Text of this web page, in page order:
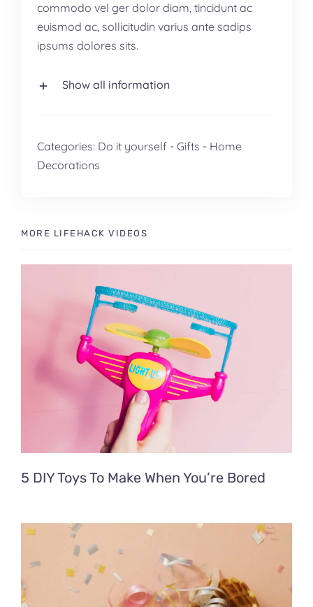
commodo vel ger dolor diam, tincidunt ac
euismod ac, sollicitudin varius ante sadips
ipsums dolores sits.
Show all information
Categories: Do it yourself -Gifts - Home
Decorations
MORE LIFEHACK VIDEOS
5 DIY Toys To Make When You’re Bored